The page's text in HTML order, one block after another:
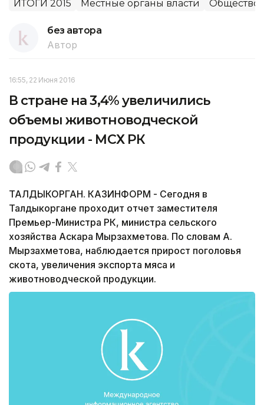
ИТОГИ 2015 Местные органы власти Общество
без автора
Автор
16:55, 22 Июня 2016
В стране на 3,4% увеличились
объемы животноводческой
продукции - МСХ РК
ТАЛДЫКОРГАН. КАЗИНФОРМ - Сегодня в
Талдыкоргане проходит отчет заместителя
Премьер-Министра РК, министра сельского
хозяйства Аскара Мырзахметова. По словам А.
Мырзахметова, наблюдается прирост поголовья
скота, увеличения экспорта мяса и
животноводческой продукции.